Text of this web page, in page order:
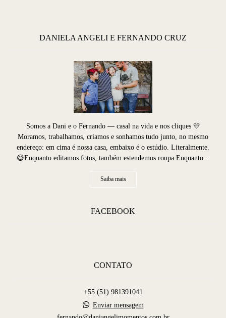
DANIELA ANGELI E FERNANDO CRUZ
Somos a Dani e o Fernando — casal na vida e nos cliques 💛
Moramos, trabalhamos, criamos e sonhamos tudo junto, no mesmo
endereço: em cima é nossa casa, embaixo é o estúdio. Literalmente.
😅Enquanto editamos fotos, também estendemos roupa.Enquanto...
Saiba mais
FACEBOOK
CONTATO
+55 (51) 981391041
Enviar mensagem